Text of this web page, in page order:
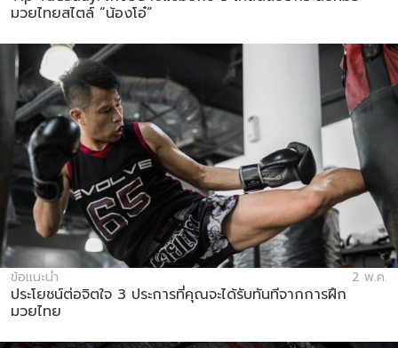
มวยไทยสไตล์ “น้องโอ๋”
ข้อแนะนำ 2 พ.ค.
ประโยชน์ต่อจิตใจ 3 ประการที่คุณจะได้รับทันทีจากการฝึก
มวยไทย